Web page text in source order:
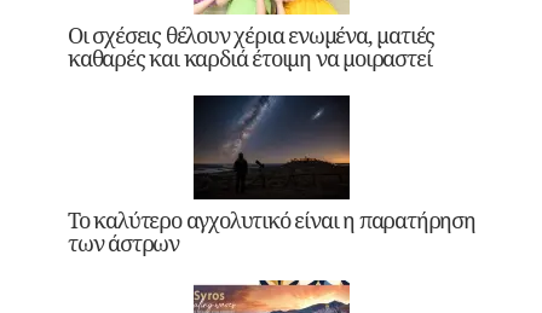
Οι σχέσεις θέλουν χέρια ενωμένα, ματιές
καθαρές και καρδιά έτοιμη να μοιραστεί
Το καλύτερο αγχολυτικό είναι η παρατήρηση
των άστρων